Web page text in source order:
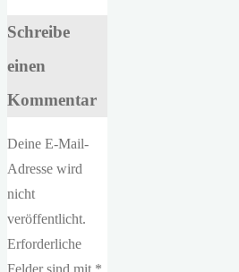
Schreibe
einen
Kommentar
Deine E-Mail-
Adresse wird
nicht
veröffentlicht.
Erforderliche